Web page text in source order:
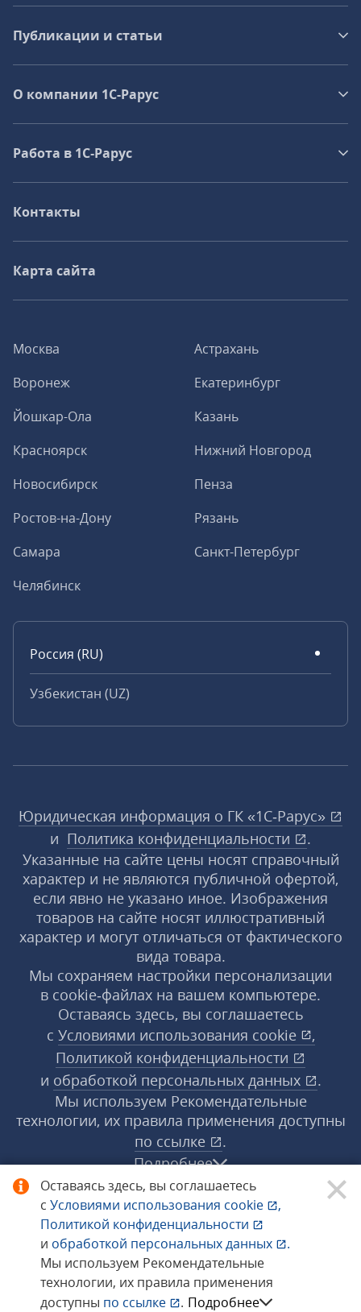
Оставаясь здесь, вы соглашаетесь
с Условиями использования cookie
,
Политикой конфиденциальности
и обработкой персональных данных
.
Мы используем Рекомендательные
технологии, их правила применения
доступны по ссылке . Подробнее
Москва
Астрахань
Воронеж
Екатеринбург
Йошкар-Ола
Казань
Красноярск
Нижний Новгород
Новосибирск
Пенза
Ростов-на-Дону
Рязань
Самара
Санкт-Петербург
Челябинск
Россия (RU)
Узбекистан (UZ)
Публикации и статьи
О компании 1C-Рарус
Работа в 1С‑Рарус
Контакты
Карта сайта
Юридическая информация о ГК «1С‑Рарус»
и Политика конфиденциальности
.
Указанные на сайте цены носят справочный
характер и не являются публичной офертой,
если явно не указано иное. Изображения
товаров на сайте носят иллюстративный
характер и могут отличаться от фактического
вида товара.
Мы сохраняем настройки персонализации
в cookie‑файлах на вашем компьютере.
Оставаясь здесь, вы соглашаетесь
с Условиями использования cookie
,
Политикой конфиденциальности
и обработкой персональных данных
.
Мы используем Рекомендательные
технологии, их правила применения доступны
по ссылке
.
Подробнее
© 1998−2026 «1С‑Рарус» ®. Все права
защищены.
Сообщить об ошибке